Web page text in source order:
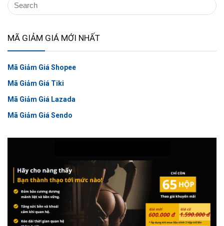
MÃ GIẢM GIÁ MỚI NHẤT
Mã Giảm Giá Shopee
Mã Giảm Giá Tiki
Mã Giảm Giá Lazada
Mã Giảm Giá Sendo